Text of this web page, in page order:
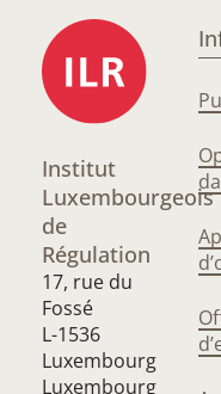
Institut
Luxembourgeois
de
Régulation
17, rue du
Fossé
L-1536
Luxembourg
Luxembourg